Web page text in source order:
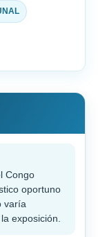
Congo
oportuno
varía
exposición.